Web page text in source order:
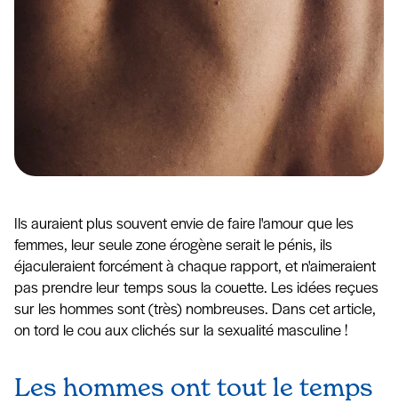
Ils auraient plus souvent envie de faire l'amour que les
femmes, leur seule zone érogène serait le pénis, ils
éjaculeraient forcément à chaque rapport, et n'aimeraient
pas prendre leur temps sous la couette. Les idées reçues
sur les hommes sont (très) nombreuses. Dans cet article,
on tord le cou aux clichés sur la sexualité masculine !
Les hommes ont tout le temps